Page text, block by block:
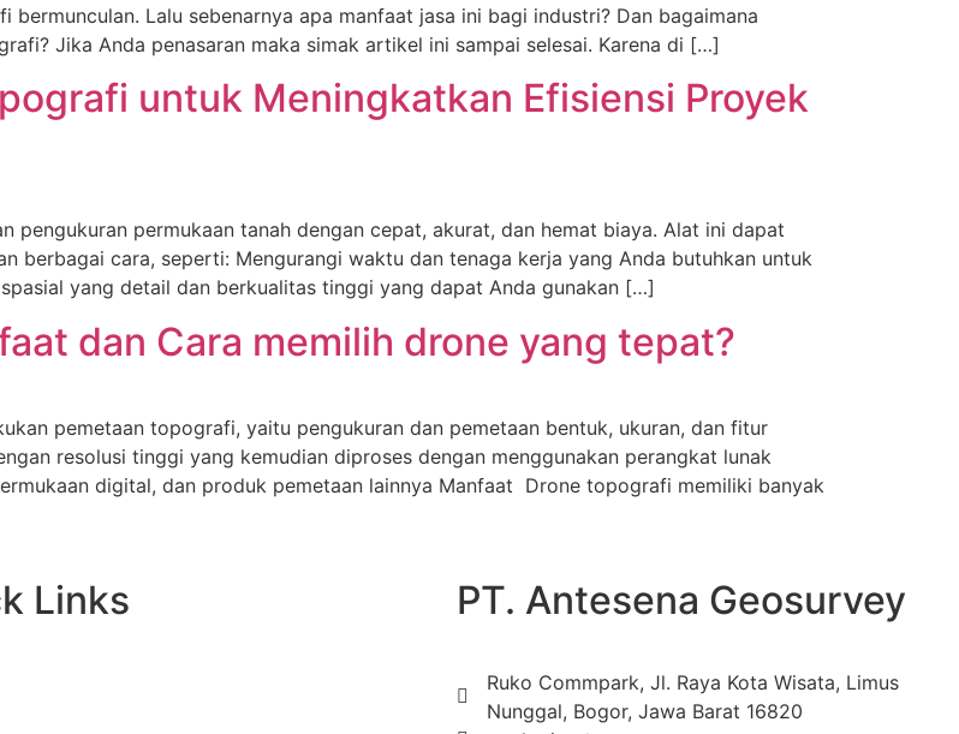
Lalu sebenarnya apa manfaat jasa ini bagi industri? Dan bagaimana
Jika Anda penasaran maka simak artikel ini sampai selesai. Karena di […]
untuk Meningkatkan Efisiensi Proyek
pengukuran permukaan tanah dengan cepat, akurat, dan hemat biaya. Alat ini dapat
berbagai cara, seperti: Mengurangi waktu dan tenaga kerja yang Anda butuhkan untuk
yang detail dan berkualitas tinggi yang dapat Anda gunakan […]
dan Cara memilih drone yang tepat?
pemetaan topografi, yaitu pengukuran dan pemetaan bentuk, ukuran, dan fitur
resolusi tinggi yang kemudian diproses dengan menggunakan perangkat lunak
digital, dan produk pemetaan lainnya Manfaat Drone topografi memiliki banyak
Links PT. Antesena Geosurvey
Ruko Commpark, Jl. Raya Kota Wisata, Limus
Nunggal, Bogor, Jawa Barat 16820